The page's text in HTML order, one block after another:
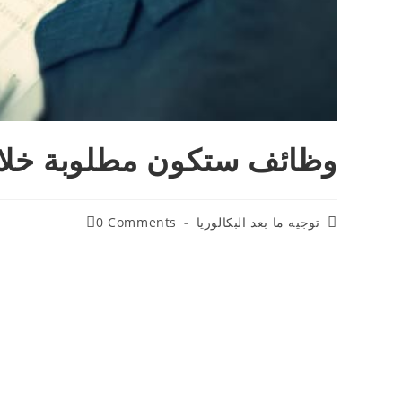
وظائف ستكون مطلوبة خلال 10 سنوات
Post
توجيه ما بعد البكالوريا
Post
0 Comments